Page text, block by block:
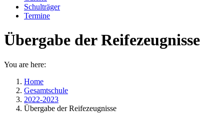
Schulträger
Termine
Übergabe der Reifezeugnisse
You are here:
Home
Gesamtschule
2022-2023
Übergabe der Reifezeugnisse